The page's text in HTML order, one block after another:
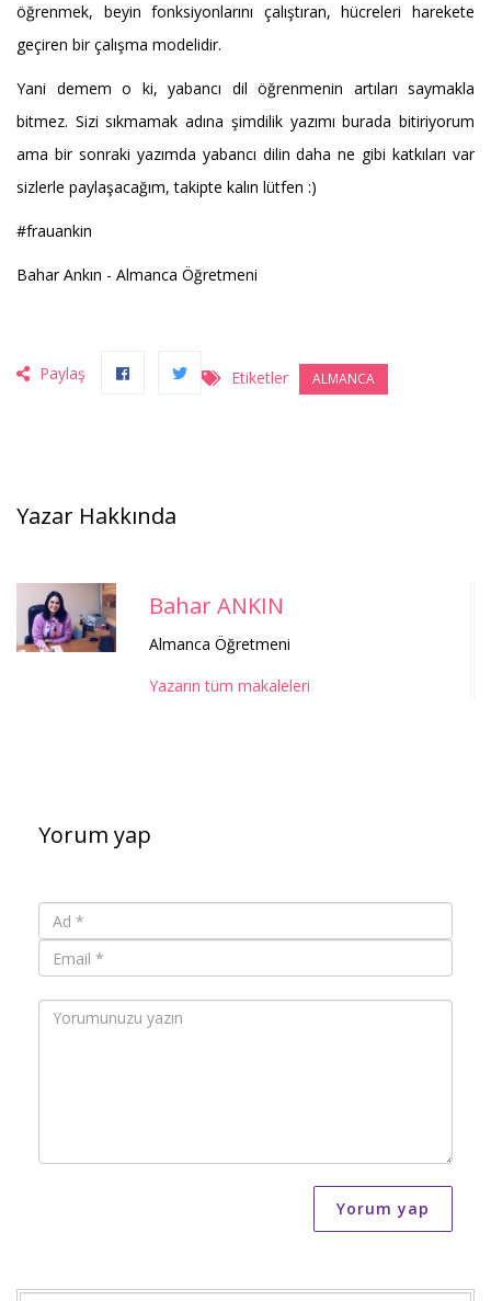
öğrenmek, beyin fonksiyonlarını çalıştıran, hücreleri harekete
geçiren bir çalışma modelidir.
Yani demem o ki, yabancı dil öğrenmenin artıları saymakla
bitmez. Sizi sıkmamak adına şimdilik yazımı burada bitiriyorum
ama bir sonraki yazımda yabancı dilin daha ne gibi katkıları var
sizlerle paylaşacağım, takipte kalın lütfen :)
#frauankin
Bahar Ankın - Almanca Öğretmeni
Etiketler ALMANCA
Paylaş
Yazar Hakkında
Bahar ANKIN
Almanca Öğretmeni
Yazarın tüm makaleleri
Yorum yap
Yorum yap